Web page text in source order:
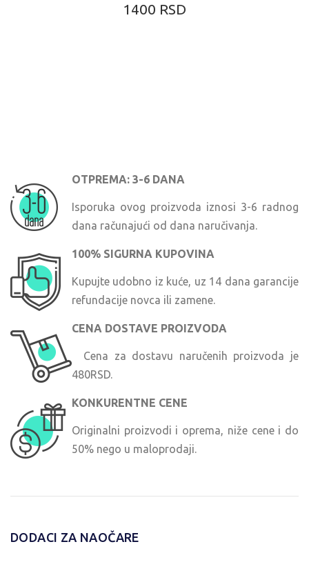
1400 RSD
OTPREMA: 3-6 DANA
Isporuka ovog proizvoda iznosi 3-6 radnog
dana računajući od dana naručivanja.
100% SIGURNA KUPOVINA
Kupujte udobno iz kuće, uz 14 dana garancije
refundacije novca ili zamene.
CENA DOSTAVE PROIZVODA
Cena za dostavu naručenih proizvoda je
480RSD.
KONKURENTNE CENE
Originalni proizvodi i oprema, niže cene i do
50% nego u maloprodaji.
DODACI ZA NAOČARE